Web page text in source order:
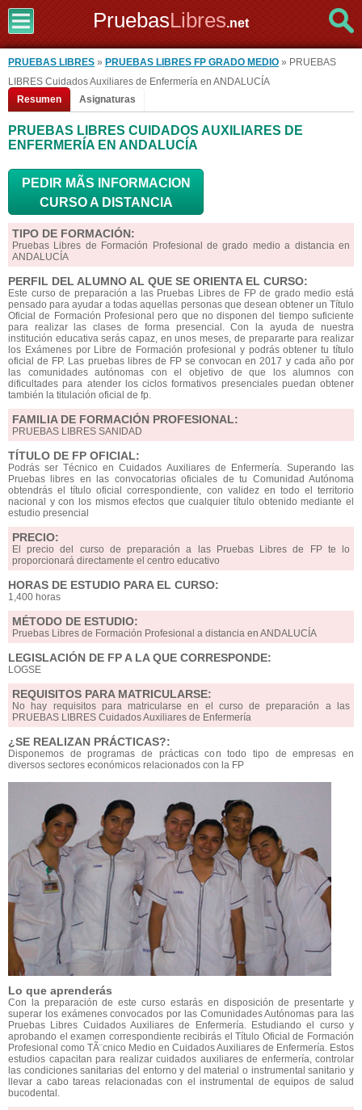
PruebasLibres.net
PRUEBAS LIBRES » PRUEBAS LIBRES FP GRADO MEDIO » PRUEBAS
LIBRES Cuidados Auxiliares de Enfermería en ANDALUCÍA
Resumen
Asignaturas
PRUEBAS LIBRES CUIDADOS AUXILIARES DE
ENFERMERÍA EN ANDALUCÍA
PEDIR MÃS INFORMACION
CURSO A DISTANCIA
TIPO DE FORMACIÓN:
Pruebas Libres de Formación Profesional de grado medio a distancia en
ANDALUCÍA
PERFIL DEL ALUMNO AL QUE SE ORIENTA EL CURSO:
Este curso de preparación a las Pruebas Libres de FP de grado medio está
pensado para ayudar a todas aquellas personas que desean obtener un Título
Oficial de Formación Profesional pero que no disponen del tiempo suficiente
para realizar las clases de forma presencial. Con la ayuda de nuestra
institución educativa serás capaz, en unos meses, de prepararte para realizar
los Exámenes por Libre de Formación profesional y podrás obtener tu título
oficial de FP. Las pruebas libres de FP se convocan en 2017 y cada año por
las comunidades autónomas con el objetivo de que los alumnos con
dificultades para atender los ciclos formativos presenciales puedan obtener
también la titulación oficial de fp.
FAMILIA DE FORMACIÓN PROFESIONAL:
PRUEBAS LIBRES SANIDAD
TÍTULO DE FP OFICIAL:
Podrás ser Técnico en Cuidados Auxiliares de Enfermería. Superando las
Pruebas libres en las convocatorias oficiales de tu Comunidad Autónoma
obtendrás el título oficial correspondiente, con validez en todo el territorio
nacional y con los mismos efectos que cualquier título obtenido mediante el
estudio presencial
PRECIO:
El precio del curso de preparación a las Pruebas Libres de FP te lo
proporcionará directamente el centro educativo
HORAS DE ESTUDIO PARA EL CURSO:
1,400 horas
MÉTODO DE ESTUDIO:
Pruebas Libres de Formación Profesional a distancia en ANDALUCÍA
LEGISLACIÓN DE FP A LA QUE CORRESPONDE:
LOGSE
REQUISITOS PARA MATRICULARSE:
No hay requisitos para matricularse en el curso de preparación a las
PRUEBAS LIBRES Cuidados Auxiliares de Enfermería
¿SE REALIZAN PRÁCTICAS?:
Disponemos de programas de prácticas con todo tipo de empresas en
diversos sectores económicos relacionados con la FP
Lo que aprenderás
Con la preparación de este curso estarás en disposición de presentarte y
superar los exámenes convocados por las Comunidades Autónomas para las
Pruebas Libres Cuidados Auxiliares de Enfermería. Estudiando el curso y
aprobando el examen correspondiente recibirás el Título Oficial de Formación
Profesional como TÃ¨cnico Medio en Cuidados Auxiliares de Enfermería. Estos
estudios capacitan para realizar cuidados auxiliares de enfermería, controlar
las condiciones sanitarias del entorno y del material o instrumental sanitario y
llevar a cabo tareas relacionadas con el instrumental de equipos de salud
bucodental.